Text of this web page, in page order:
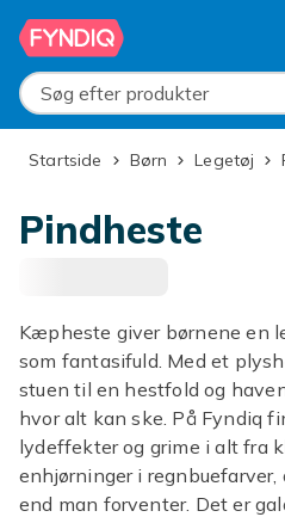
Spring til hovedindhold
Søg efter produkter
Startside Børn Legetøj
Pindheste
Kæpheste giver børnene en
som fantasifuld. Med et
stuen til en hestfold og
hvor alt kan ske. På Fyndiq
lydeffekter og grime i alt fra
enhjørninger i
end man forventer. Det er